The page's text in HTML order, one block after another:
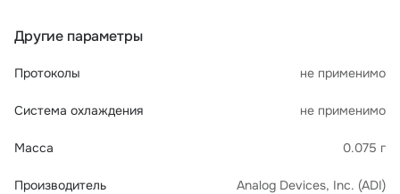
Другие параметры
Протоколы не применимо
Система охлаждения не применимо
Масса 0.075 г
Производитель Analog Devices, Inc. (ADI)